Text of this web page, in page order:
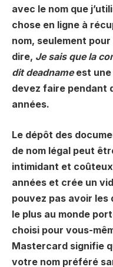
avec le nom que
chose en ligne à
nom, seulement
dire, Je sais que la
dit deadnameest
devez faire pendant
années.
Le dépôt des
de nom légal peut
intimidant et
années et crée un
pouvez pas avoir les
le plus au monde
choisi pour vous-
Mastercard signifie
votre nom préféré